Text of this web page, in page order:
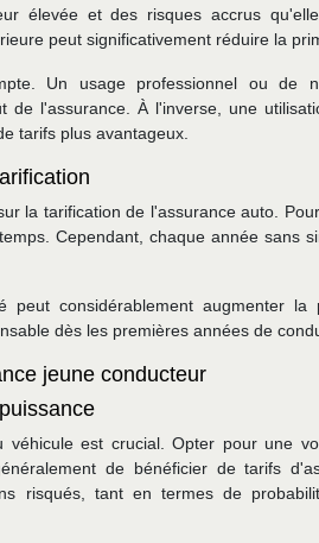
élevée et des risques accrus
peut significativement réduire la
Un usage professionnel ou de
l'assurance. À l'inverse, une
tarifs plus avantageux.
la tarification de l'assurance auto.
Cependant, chaque année sans
peut considérablement augmenter
dès les premières années de
jeune conducteur
est crucial. Opter pour une
de bénéficier de tarifs
risqués, tant en termes de